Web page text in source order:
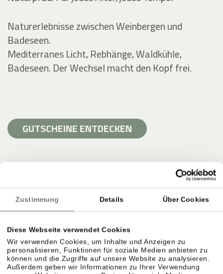
Zustimmung Details Über Cookies
Diese Webseite verwendet Cookies
Wir verwenden Cookies, um Inhalte und Anzeigen zu
personalisieren, Funktionen für soziale Medien anbieten zu
können und die Zugriffe auf unsere Website zu analysieren.
Außerdem geben wir Informationen zu Ihrer Verwendung
Naturerlebnisse zwischen Weinbergen und
Badeseen.
Mediterranes Licht, Rebhänge, Waldkühle,
Badeseen. Der Wechsel macht den Kopf frei.
GUTSCHEINE ENTDECKEN